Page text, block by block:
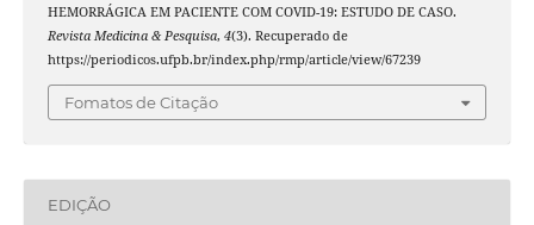
HEMORRÁGICA EM PACIENTE COM COVID-19: ESTUDO DE CASO.
Revista Medicina & Pesquisa, 4(3). Recuperado de
https://periodicos.ufpb.br/index.php/rmp/article/view/67239
Fomatos de Citação
EDIÇÃO